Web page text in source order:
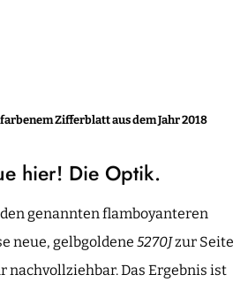
Zifferblatt aus dem Jahr 2018
hier! Die Optik.
genannten flamboyanteren
neue, gelbgoldene 5270Jzur Seite
nachvollziehbar. Das Ergebnis ist